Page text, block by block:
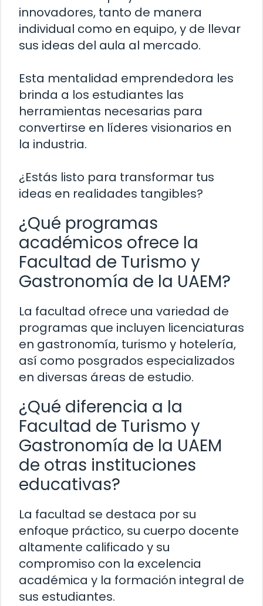
innovadores, tanto de manera
individual como en equipo, y de llevar
sus ideas del aula al mercado.
Esta mentalidad emprendedora les
brinda a los estudiantes las
herramientas necesarias para
convertirse en líderes visionarios en
la industria.
¿Estás listo para transformar tus
ideas en realidades tangibles?
¿Qué programas
académicos ofrece la
Facultad de Turismo y
Gastronomía de la UAEM?
La facultad ofrece una variedad de
programas que incluyen licenciaturas
en gastronomía, turismo y hotelería,
así como posgrados especializados
en diversas áreas de estudio.
¿Qué diferencia a la
Facultad de Turismo y
Gastronomía de la UAEM
de otras instituciones
educativas?
La facultad se destaca por su
enfoque práctico, su cuerpo docente
altamente calificado y su
compromiso con la excelencia
académica y la formación integral de
sus estudiantes.